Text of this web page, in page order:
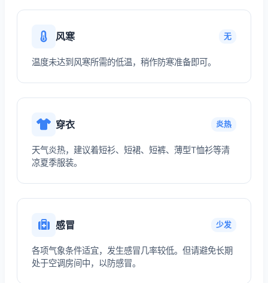
风寒 无
温度未达到风寒所需的低温，稍作防寒准备即可。
穿衣 炎热
天气炎热，建议着短衫、短裙、短裤、薄型T恤衫等清
凉夏季服装。
感冒 少发
各项气象条件适宜，发生感冒几率较低。但请避免长期
处于空调房间中，以防感冒。